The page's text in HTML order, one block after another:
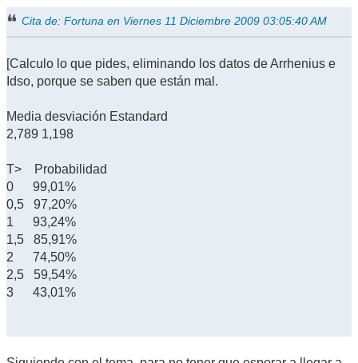
Cita de: Fortuna en Viernes 11 Diciembre 2009 03:05:40 AM
[Calculo lo que pides, eliminando los datos de Arrhenius e
Idso, porque se saben que están mal.
Media desviación Estandard
2,789 1,198
T> Probabilidad
0 99,01%
0,5 97,20%
1 93,24%
1,5 85,91%
2 74,50%
2,5 59,54%
3 43,01%